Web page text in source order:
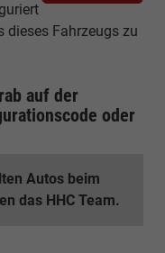
dieses Fahrzeugs zu
auf der
oder
Autos beim
das HHC Team.